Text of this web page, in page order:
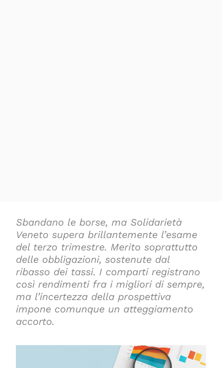
Sbandano le borse, ma Solidarietà
Veneto supera brillantemente l’esame
del terzo trimestre. Merito soprattutto
delle obbligazioni, sostenute dal
ribasso dei tassi. I comparti registrano
così rendimenti fra i migliori di sempre,
ma l’incertezza della prospettiva
impone comunque un atteggiamento
accorto.